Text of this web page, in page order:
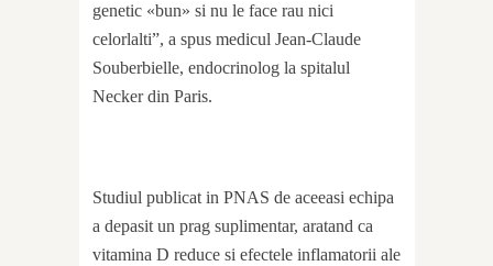
genetic «bun» si nu le face rau nici
celorlalti”, a spus medicul Jean-Claude
Souberbielle, endocrinolog la spitalul
Necker din Paris.
Studiul publicat in PNAS de aceeasi echipa
a depasit un prag suplimentar, aratand ca
vitamina D reduce si efectele inflamatorii ale